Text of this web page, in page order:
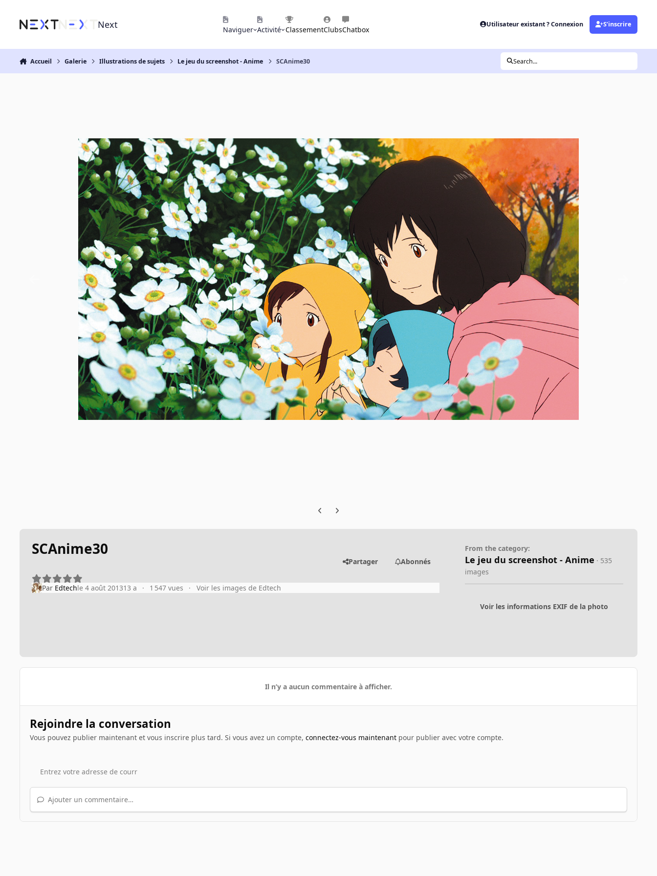
Next Naviguer Activité ClassementClubsChatbox
Utilisateur existant ? Connexion S’inscrire
Accueil Galerie Illustrations de sujets Le jeu du screenshot - Anime SCAnime30 Search...
Previous carousel slide
Next carousel slide
SCAnime30
Partager Abonnés
Par Edtechle 4 août 201313 a 1 547 vues Voir les images de Edtech
From the category:
Le jeu du screenshot - Anime · 535
images
Voir les informations EXIF de la photo
Il n’y a aucun commentaire à afficher.
Rejoindre la conversation
Vous pouvez publier maintenant et vous inscrire plus tard. Si vous avez un compte, connectez-vous maintenantpour publier avec votre compte.
Ajouter un commentaire…